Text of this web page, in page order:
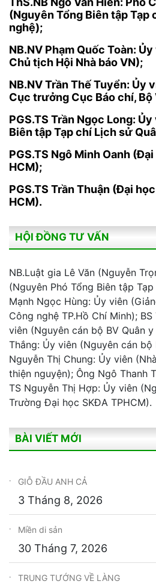
(Nguyên Tổng Biên tập Tạp
nghệ);
NB.NV Phạm Quốc Toàn:
Chủ tịch Hội Nhà báo VN);
NB.NV Trần Thế Tuyển: Ủy
Cục trưởng Cục Báo chí, Bộ
PGS.TS Trần Ngọc Long:
Biên tập Tạp chí Lịch sử
PGS.TS Ngô Minh Oanh
HCM);
PGS.TS Trần Thuận (Đại
HCM).
HỘI ĐỒNG TƯ VẤN
NB.Luật gia Lê Văn (Nguyễn
(Nguyên Phó Tổng Biên tập
Mạnh Ngọc Hùng: Ủy viên
Công nghệ TP.Hồ Chí Minh);
viên (Nguyên cán bộ BV Quân
Thắng: Ủy viên (Nguyên cán bộ
Nguyễn Thị Chung: Ủy viên
thiện nguyện); Ông Ngô Thanh
TS Nguyễn Thị Hợp: Ủy viên
Trường Đại học SKĐA TPHCM).
BÀI VIẾT MỚI
GIỖ ĐẦU ANH CẢ
3 Tháng 8, 2026
Miền di sản
30 Tháng 7, 2026
TRUNG TƯỚNG VỀ LÀNG